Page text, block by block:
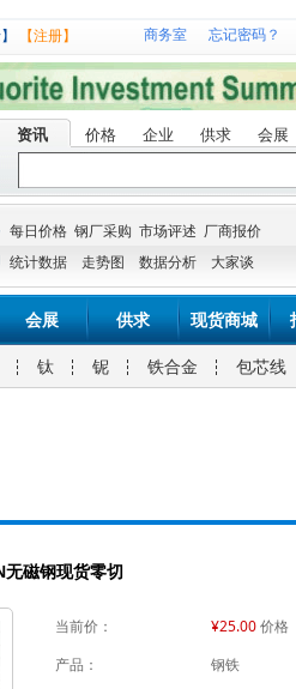
【注册】 商务室 忘记密码？
资讯 价格 企业 供求 会展
每日价格 钢厂采购 市场评述 厂商报价
统计数据
走势图 数据分析 大家谈
会展 供求 现货商城
钛 铌 铁合金 包芯线
无磁钢现货零切
当前价： ¥25.00 价格
产品： 钢铁